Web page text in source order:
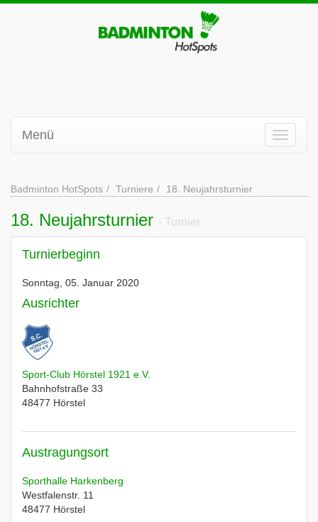
Menü
Badminton HotSpots Turniere 18. Neujahrsturnier
18. Neujahrsturnier - Turnier
Turnierbeginn
Sonntag, 05. Januar 2020
Ausrichter
Sport-Club Hörstel 1921 e.V.
Bahnhofstraße 33
48477 Hörstel
Austragungsort
Sporthalle Harkenberg
Westfalenstr. 11
48477 Hörstel